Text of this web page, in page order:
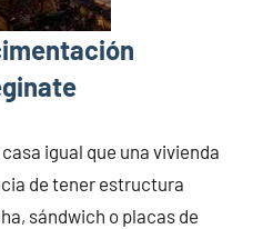
igual que una vivienda
de tener estructura
sándwich o placas de